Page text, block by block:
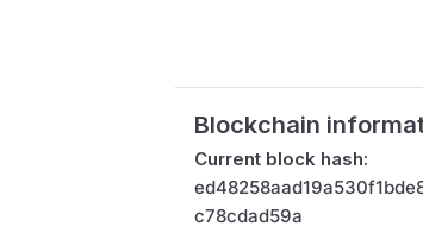
Blockchain
Current block hash:
c78cdad59a